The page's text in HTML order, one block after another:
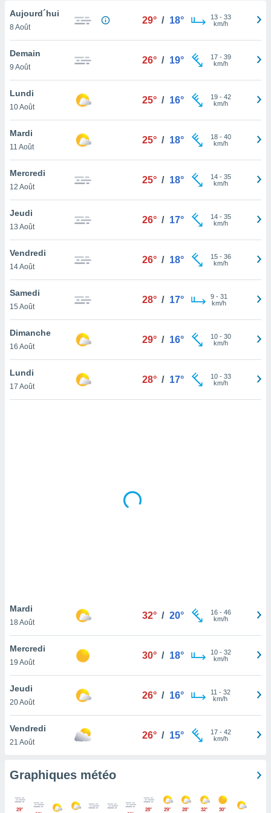
et
»,
au
vous
ou
de
ainsi
un
du
en
de
de
cas,
que
la
et que
Aujourd´hui
8 Août
29° / 18° 13- 33
km/h
Demain
9 Août
26° / 19° 17- 39
km/h
Lundi
10 Août
25° / 16° 19- 42
km/h
Mardi
11 Août
25° / 18° 18- 40
km/h
Mercredi
12 Août
25° / 18° 14- 35
km/h
Jeudi
13 Août
26° / 17° 14- 35
km/h
Vendredi
14 Août
26° / 18° 15- 36
km/h
Samedi
15 Août
28° / 17° 9- 31
km/h
Dimanche
16 Août
29° / 16° 10- 30
km/h
Lundi
17 Août
28° / 17° 10- 33
km/h
Mardi
18 Août
32° / 20° 16- 46
km/h
Mercredi
19 Août
30° / 18° 10- 32
km/h
Jeudi
20 Août
26° / 16° 11 - 32
km/h
Vendredi
21 Août
26° / 15° 17- 42
km/h
Graphiques météo
29°
28° 29° 28° 32°
30°